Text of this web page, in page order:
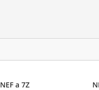
NEF a 7Z